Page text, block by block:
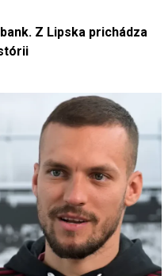
Z Lipska prichádza